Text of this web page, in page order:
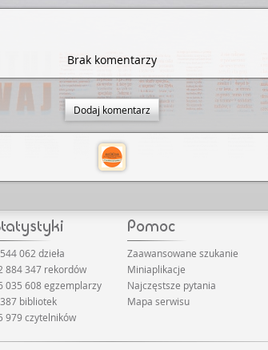
Brak komentarzy
Dodaj komentarz
062 dzieła
884 347 rekordów
035 608 egzemplarzy
bibliotek
979 czytelników
Zaawansowane szukanie
Miniaplikacje
Najczęstsze pytania
Mapa serwisu